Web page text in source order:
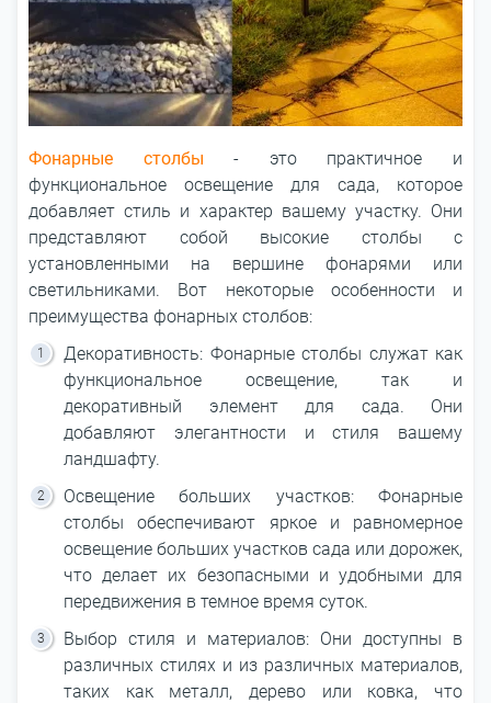
Фонарные столбы - это практичное и
функциональное освещение для сада, которое
добавляет стиль и характер вашему участку. Они
представляют собой высокие столбы с
установленными на вершине фонарями или
светильниками. Вот некоторые особенности и
преимущества фонарных столбов:
Декоративность: Фонарные столбы служат как
функциональное освещение, так и
декоративный элемент для сада. Они
добавляют элегантности и стиля вашему
ландшафту.
Освещение больших участков: Фонарные
столбы обеспечивают яркое и равномерное
освещение больших участков сада или дорожек,
что делает их безопасными и удобными для
передвижения в темное время суток.
Выбор стиля и материалов: Они доступны в
различных стилях и из различных материалов,
таких как металл, дерево или ковка, что